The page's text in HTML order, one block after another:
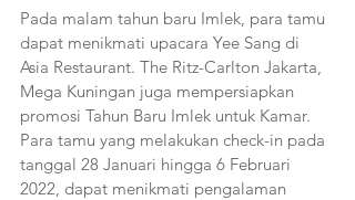
Pada malam tahun baru Imlek, para tamu
dapat menikmati upacara Yee Sang di
Asia Restaurant. The Ritz-Carlton Jakarta,
Mega Kuningan juga mempersiapkan
promosi Tahun Baru Imlek untuk Kamar.
Para tamu yang melakukan check-in pada
tanggal 28 Januari hingga 6 Februari
2022, dapat menikmati pengalaman